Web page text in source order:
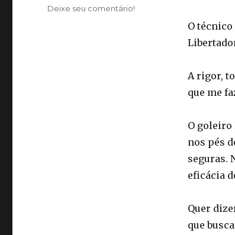
O
A rigor,
que me
O goleiro
nos pés
seguras.
eficácia
Quer
que
Deixe seu comentário!